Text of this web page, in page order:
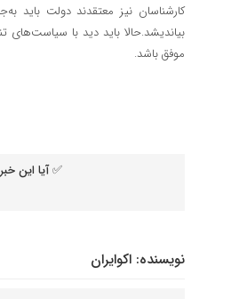
کارشناسان نیز معتقدند دولت باید
بیاندیشد.حالا باید دید با سیاست‌های
موفق باشد.
✅ آیا این
نویسنده: اکوایران